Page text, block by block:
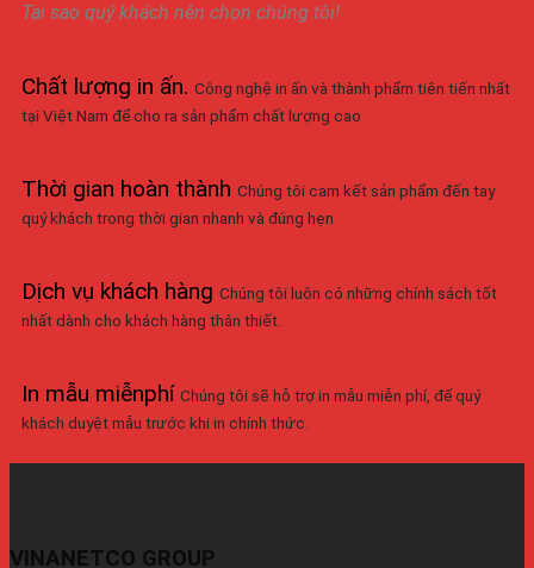
Tại sao quý khách nên chọn chúng tôi!
Chất lượng in ấn. Công nghệ in ấn và thành phẩm tiên tiến nhất
tại Việt Nam để cho ra sản phẩm chất lượng cao
Thời gian hoàn thành Chúng tôi cam kết sản phẩm đến tay
quý khách trong thời gian nhanh và đúng hẹn
Dịch vụ khách hàng Chúng tôi luôn có những chính sách tốt
nhất dành cho khách hàng thân thiết.
In mẫu miễnphí Chúng tôi sẽ hỗ trợ in mẫu miễn phí, để quý
khách duyệt mẫu trước khi in chính thức.
VINANETCO GROUP